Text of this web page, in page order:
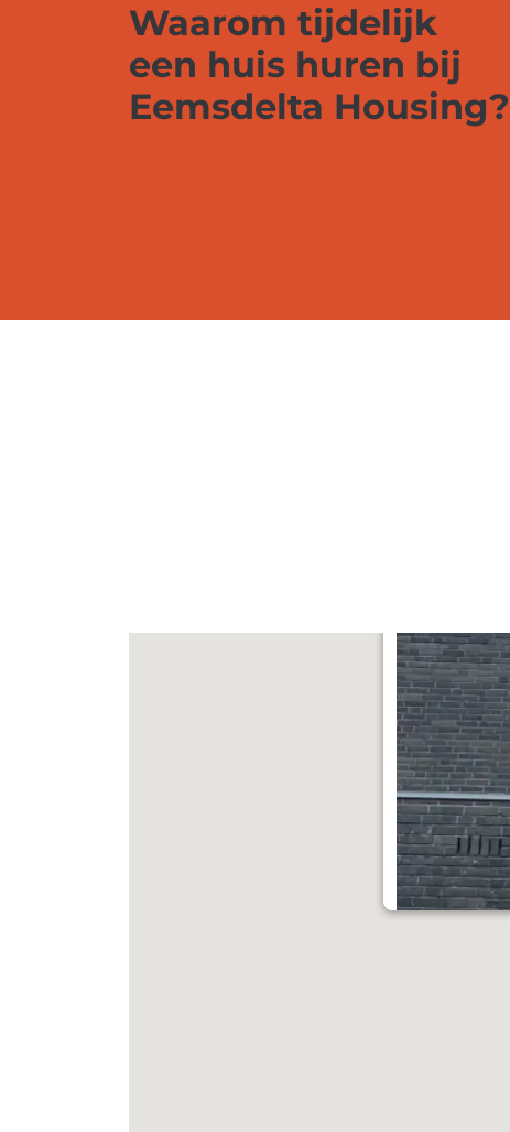
Waarom tijdelijk
een huis huren bij
Eemsdelta Housing?